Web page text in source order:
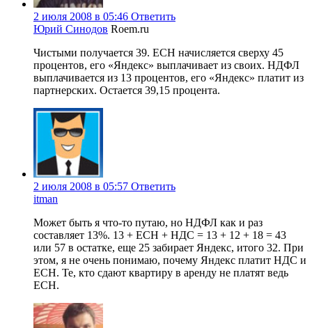
2 июля 2008 в 05:46 Ответить
Юрий Синодов Roem.ru
Чистыми получается 39. ЕСН начисляется сверху 45
процентов, его «Яндекс» выплачивает из своих. НДФЛ
выплачивается из 13 процентов, его «Яндекс» платит из
партнерских. Остается 39,15 процента.
2 июля 2008 в 05:57 Ответить
itman
Может быть я что-то путаю, но НДФЛ как и раз
составляет 13%. 13 + ЕСН + НДС = 13 + 12 + 18 = 43
или 57 в остатке, еще 25 забирает Яндекс, итого 32. При
этом, я не очень понимаю, почему Яндекс платит НДС и
ЕСН. Те, кто сдают квартиру в аренду не платят ведь
ЕСН.